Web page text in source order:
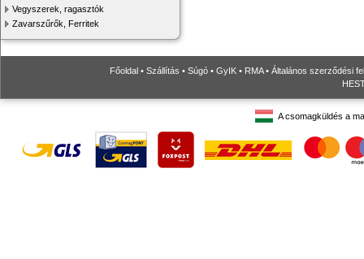
Vegyszerek, ragasztók
Zavarszűrők, Ferritek
Főoldal • Szállítás • Súgó • GyIK • RMA• Általános szerződési
A csomagküldés a